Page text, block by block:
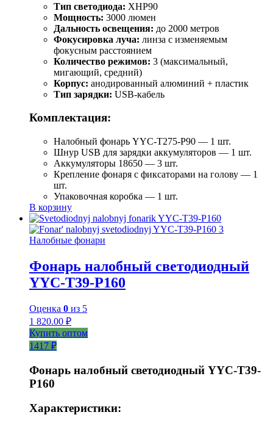
Тип светодиода: XHP90
Мощность: 3000 люмен
Дальность освещения: до 2000 метров
Фокусировка луча: линза с изменяемым
фокусным расстоянием
Количество режимов: 3 (максимальный,
мигающий, средний)
Корпус: анодированный алюминий + пластик
Тип зарядки: USB-кабель
Комплектация:
Налобный фонарь YYC-T275-P90 — 1 шт.
Шнур USB для зарядки аккумуляторов — 1 шт.
Аккумуляторы 18650 — 3 шт.
Крепление фонаря с фиксаторами на голову — 1
шт.
Упаковочная коробка — 1 шт.
В корзину
Налобные фонари
Фонарь налобный светодиодный
YYC-T39-P160
Оценка 0 из 5
1 820.00 ₽
Купить оптом
1417 ₽
Фонарь налобный светодиодный YYC-T39-
P160
Характеристики: